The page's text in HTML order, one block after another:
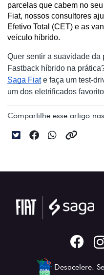
parcelas que cabem no
Fiat, nossos consultores
Efetivo Total (CET) e as
veículo híbrido.
Quer sentir a suavidade da
Fastback híbrido na
Saga Fiat e faça um test-
um dos eletrificados
Compartilhe esse artigo
Desacelere.